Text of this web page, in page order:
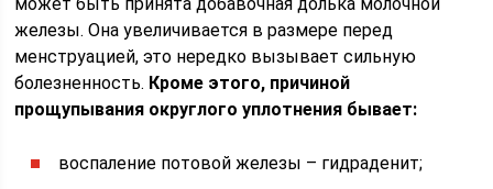
железы. Она увеличивается в размере перед
менструацией, это нередко вызывает сильную
болезненность. Кроме этого, причиной
прощупывания округлого уплотнения бывает:
воспаление потовой железы – гидраденит;